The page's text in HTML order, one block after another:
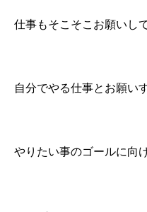
仕事もそこそこお願いし
自分でやる仕事とお願い
やりたい事のゴールに向